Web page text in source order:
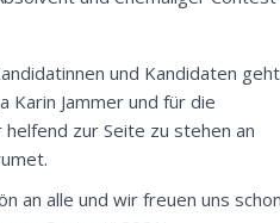
und Kandidaten geht
Karin Jammer und für die
zur Seite zu stehen an
an alle und wir freuen uns